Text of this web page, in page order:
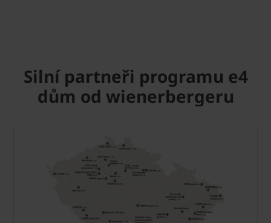
Silní partneři programu e4
dům od wienerbergeru